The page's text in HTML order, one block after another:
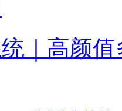
｜高颜值